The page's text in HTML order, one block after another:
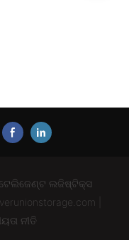
ଲଜିଷ୍ଟିକ୍ସ
|
ନୀତି